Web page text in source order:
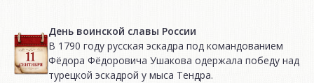
День воинской славы России
В 1790 году русская эскадра под командованием
Фёдора Фёдоровича Ушакова одержала победу над
турецкой эскадрой у мыса Тендра.